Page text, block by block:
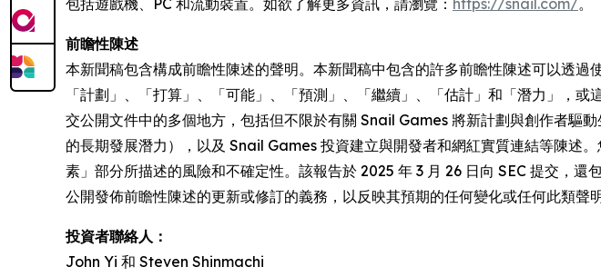
包括遊戲機、PC 和流動裝置。如欲了解更多資訊，請瀏覽： https://snail.com/。
前瞻性陳述
本新聞稿包含構成前瞻性陳述的聲明。本新聞稿中包含的許多前瞻性陳述可以透
「計劃」、「打算」、「可能」、「預測」、「繼續」、「估計」和「潛力」，
交公開文件中的多個地方，包括但不限於有關 Snail Games 將新計劃與創作者驅
的長期發展潛力），以及 Snail Games 投資建立與開發者和網紅實質連結等陳述
素」部分所描述的風險和不確定性。該報告於 2025 年 3 月 26 日向 SEC 提交，
公開發佈前瞻性陳述的更新或修訂的義務，以反映其預期的任何變化或任何此類聲
投資者聯絡人：
John Yi 和 Steven Shinmachi